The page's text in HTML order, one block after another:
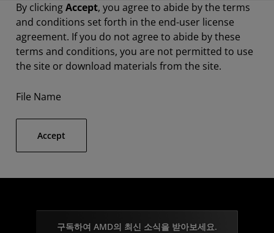
By clickingAccept, you agree to abide by the terms
and conditions set forth in the end-user license
agreement. If you do not agree to abide by these
terms and conditions, you are not permitted to use
the site or download materials from the site.
File Name
Accept
구독하여 AMD의 최신 소식을 받아보세요.